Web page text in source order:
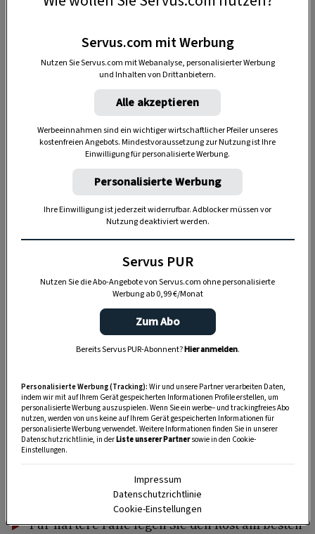
1. Der Trick mit der Zwiebel
Halbiert und aufgespießt, entpuppt sich die
Wunderknolle als wahrer Grillrost-Reiniger.
Wichtig ist, dass der Rostnoch heißist. Dann
lässt sich die Kruste durchkräftiges Reiben
problemlos beseitigen.
Nützlicher Nebeneffekt: Der Saft aus der
Zwiebel wirktdesinfizierend.
2. Ein Zaubermittel aus Essig und
Zucker
Ganz natürlich rückt man Schmutzspuren im
zu Leibe: Grillrost
Zucker verrühren, in eine Sprühflasche füllen
und die verkrusteten Stellen besprühen.
Auskühlen lassen, abwischen, fertig.
3. Ein Bad mit Salmiakgeist entfernt
den letzten Schmutzrest
Für härtere Fälle legen Sie den Rost am besten
Servus.com mit Werbung
Nutzen Sie Servus.com mit Webanalyse, personalisierter Werbung
und Inhalten von Drittanbietern.
Alle akzeptieren
Werbeeinnahmen sind ein wichtiger wirtschaftlicher Pfeiler unseres
kostenfreien Angebots. Mindestvoraussetzung zur Nutzung ist Ihre
Einwilligung für personalisierte Werbung.
Personalisierte Werbung
Ihre Einwilligung ist jederzeit widerrufbar. Adblocker müssen vor
Nutzung deaktiviert werden.
Servus PUR
Nutzen Sie die Abo-Angebote von Servus.com ohne personalisierte
Werbung ab 0,99 €/Monat
Zum Abo
Bereits Servus PUR-Abonnent?Hier anmelden.
Personalisierte Werbung (Tracking): Wir und unsere Partner verarbeiten Daten,
indem wir mit auf Ihrem Gerät gespeicherten Informationen Profile erstellen, um
personalisierte Werbung auszuspielen. Wenn Sie ein werbe– und trackingfreies Abo
nutzen, werden von uns keine auf Ihrem Gerät gespeicherten Informationen für
personalisierte Werbung verwendet. Weitere Informationen finden Sie in unserer
Datenschutzrichtlinie, in derListe unserer Partnersowie in den Cookie-
Einstellungen.
Impressum
Datenschutzrichtlinie
Cookie-Einstellungen